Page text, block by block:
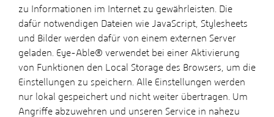
zu Informationen im Internet zu gewährleisten. Die
dafür notwendigen Dateien wie JavaScript, Stylesheets
und Bilder werden dafür von einem externen Server
geladen. Eye-Able® verwendet bei einer Aktivierung
von Funktionen den Local Storage des Browsers, um die
Einstellungen zu speichern. Alle Einstellungen werden
nur lokal gespeichert und nicht weiter übertragen. Um
Angriffe abzuwehren und unseren Service in nahezu